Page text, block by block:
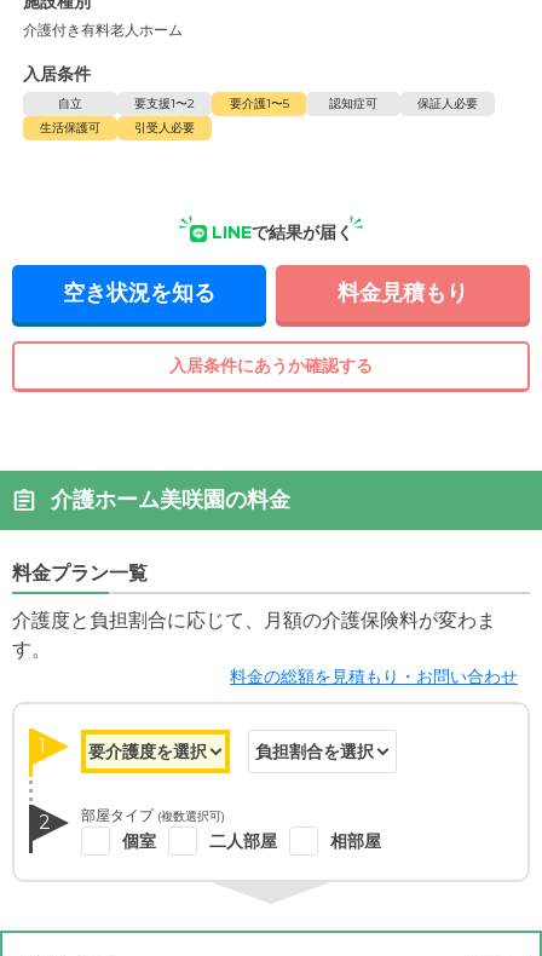
介護付き有料老人ホーム
入居条件
自立 要支援1〜2 要介護1〜5 認知症可
保証人必要
生活保護可
引受人必要
LINEで結果が届く
空き状況を知る 料金見積もり
入居条件にあうか確認する
介護ホーム美咲園の料金
料金プラン一覧
介護度と負担割合に応じて、月額の介護保険料が変わま
す。
料金の総額を見積もり・お問い合わせ
1
2 部屋タイプ (複数選択可)
個室 二人部屋 相部屋